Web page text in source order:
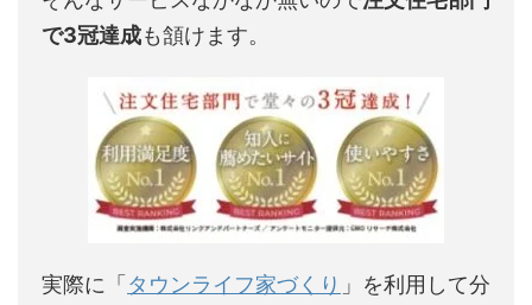
で3冠達成も頷けます。
実際に「タウンライフ家づくり 」を利用して分